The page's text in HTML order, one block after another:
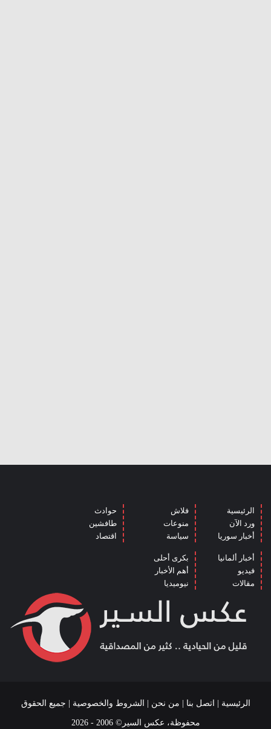
الرئيسية
ورد الآن
أخبار سوريا
فلاش
منوعات
سياسة
حوادث
طافشين
اقتصاد
أخبار ألمانيا
فيديو
مقالات
بكرى أحلى
أهم الأخبار
نيوميديا
الرئيسية اتصل بنا من نحن الشروط والخصوصية | جميع الحقوق
محفوظة، عكس السير© 2006 - 2026